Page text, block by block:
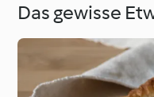
Das gewisse